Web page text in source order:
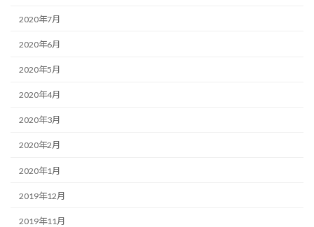
2020年7月
2020年6月
2020年5月
2020年4月
2020年3月
2020年2月
2020年1月
2019年12月
2019年11月